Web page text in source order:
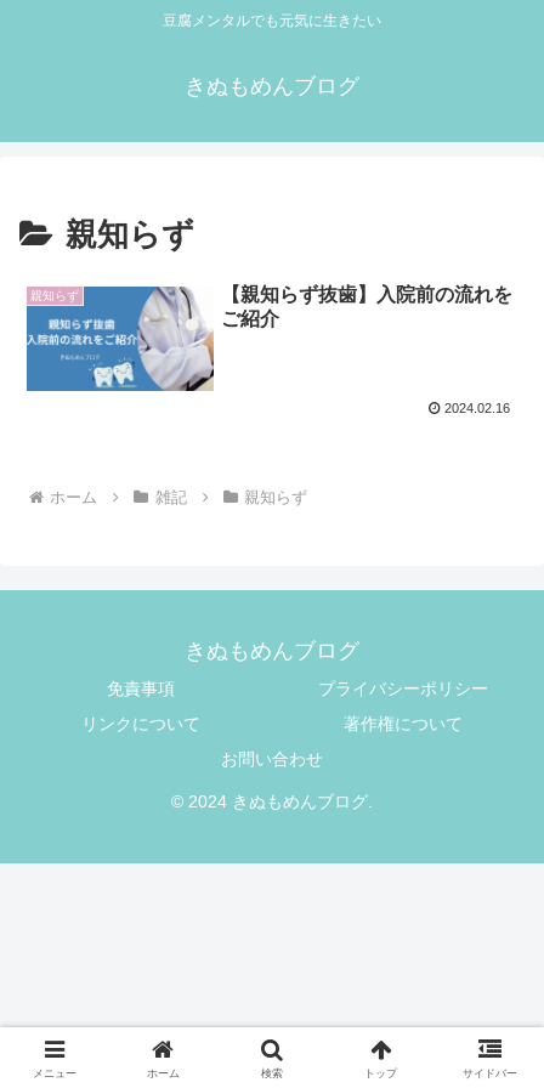
豆腐メンタルでも元気に生きたい
きぬもめんブログ
親知らず
親知らず
【親知らず抜歯】入院前の流れを
ご紹介
2024.02.16
ホーム 雑記 親知らず
きぬもめんブログ
免責事項
プライバシーポリシー
リンクについて
著作権について
お問い合わせ
© 2024 きぬもめんブログ.
メニュー ホーム 検索 トップ サイドバー